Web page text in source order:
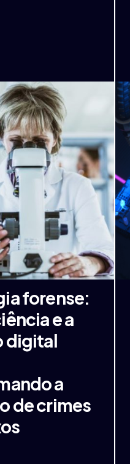
forense:
e a
digital
a
de crimes